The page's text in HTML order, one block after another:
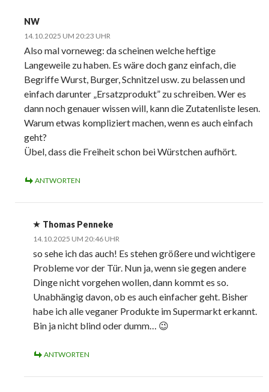
NW
14.10.2025 UM 20:23 UHR
Also mal vorneweg: da scheinen welche heftige
Langeweile zu haben. Es wäre doch ganz einfach, die
Begriffe Wurst, Burger, Schnitzel usw. zu belassen und
einfach darunter „Ersatzprodukt” zu schreiben. Wer es
dann noch genauer wissen will, kann die Zutatenliste lesen.
Warum etwas kompliziert machen, wenn es auch einfach
geht?
Übel, dass die Freiheit schon bei Würstchen aufhört.
ANTWORTEN
Thomas Penneke
14.10.2025 UM 20:46 UHR
so sehe ich das auch! Es stehen größere und wichtigere
Probleme vor der Tür. Nun ja, wenn sie gegen andere
Dinge nicht vorgehen wollen, dann kommt es so.
Unabhängig davon, ob es auch einfacher geht. Bisher
habe ich alle veganer Produkte im Supermarkt erkannt.
Bin ja nicht blind oder dumm… 😉
ANTWORTEN